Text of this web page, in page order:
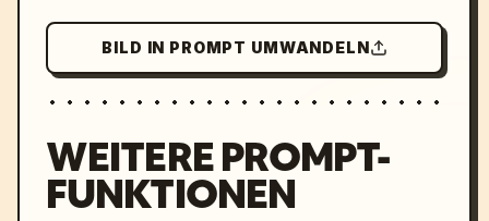
BILD IN PROMPT UMWANDELN
WEITERE PROMPT-
FUNKTIONEN